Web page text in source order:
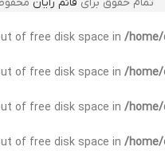
of free disk space in /home/
of free disk space in /home/
of free disk space in /home/
of free disk space in /home/